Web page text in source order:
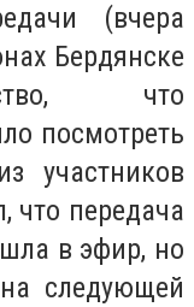
(вчера
Бердянске
что
посмотреть
участников
что передача
в эфир, но
следующей